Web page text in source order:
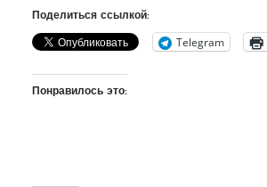
Поделиться ссылкой:
Telegram
Понравилось это: